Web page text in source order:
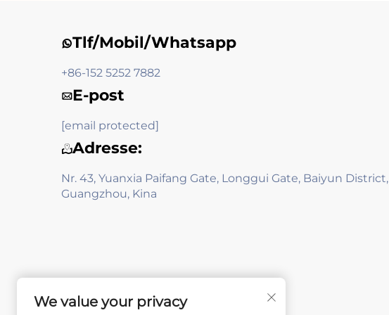
Tlf/Mobil/Whatsapp
+86-152 5252 7882
E-post
[email protected]
Adresse:
Nr. 43, Yuanxia Paifang Gate, Longgui Gate, Baiyun District,
Guangzhou, Kina
We value your privacy